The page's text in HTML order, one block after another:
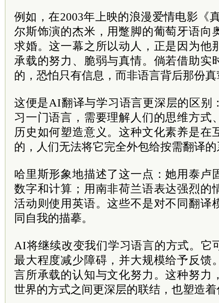
例如，在2003年上映的浪漫爱情电影《
尔斯饰演的杰米，用蹩脚的葡萄牙语向
求婚。这一幕之所以动人，正是因为他
承载的努力、脆弱与真情。倘若借助实
的，恐怕只有信息，而非语言背后那份
这便是AI翻译与学习语言更深层的区别
习一门语言，需要理解人们的思维方式
历史如何塑造意义。这种文化素养是在
的，人们无法将它完全外包给按需翻译
哈里斯形象地描述了这一点：她用泰卢
数字和计算；用南非荷兰语表达强烈的
活动则使用英语。这些不是对不同翻译
同自我的描摹。
AI将继续改变我们学习语言的方式。它
最大程度减少障碍，并大规模给予反馈
言所承载的认知与文化努力。这种努力
世界的方式之间更深层的联结，也塑造